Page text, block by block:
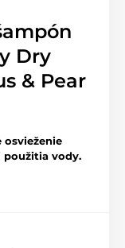
Dry
& Pear
osvieženie
použitia vody.